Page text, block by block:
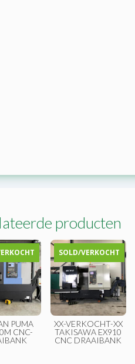
producten
PUMA
CNC-
SOLD/VERKOCHT
XX-VERKOCHT-XX
TAKISAWA EX910
CNC DRAAIBANK